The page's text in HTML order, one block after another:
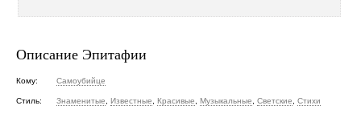
Описание Эпитафии
Кому: Самоубийце
Стиль: Знаменитые Известные Красивые Музыкальные Светские Стихи